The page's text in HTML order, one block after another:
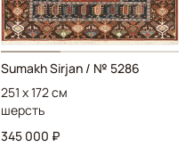
Sumakh Sirjan / № 5286
251 x 172 см
шерсть
345 000 ₽